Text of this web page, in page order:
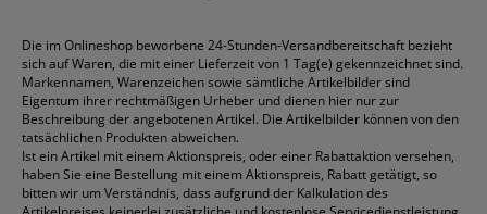
Die im Onlineshop beworbene 24-Stunden-Versandbereitschaft bezieht
sich auf Waren, die mit einer Lieferzeit von 1 Tag(e) gekennzeichnet sind.
Markennamen, Warenzeichen sowie sämtliche Artikelbilder sind
Eigentum ihrer rechtmäßigen Urheber und dienen hier nur zur
Beschreibung der angebotenen Artikel. Die Artikelbilder können von den
tatsächlichen Produkten abweichen.
Ist ein Artikel mit einem Aktionspreis, oder einer Rabattaktion versehen,
haben Sie eine Bestellung mit einem Aktionspreis, Rabatt getätigt, so
bitten wir um Verständnis, dass aufgrund der Kalkulation des